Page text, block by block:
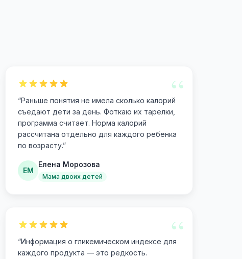
“
“Раньше понятия не имела сколько калорий
съедают дети за день. Фоткаю их тарелки,
программа считает. Норма калорий
рассчитана отдельно для каждого ребенка
по возрасту.”
ЕМ
Елена Морозова
Мама двоих детей
“
“Информация о гликемическом индексе для
каждого продукта — это редкость.